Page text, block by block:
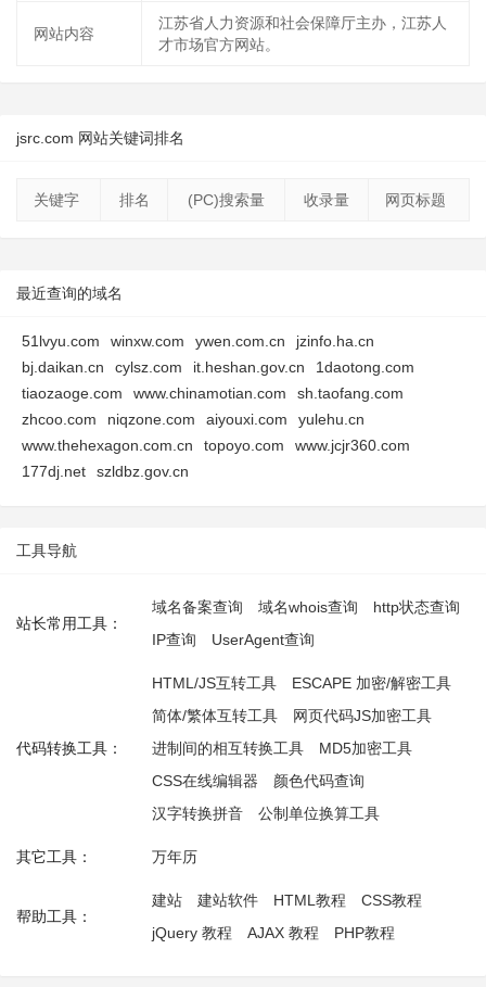
网站内容
江苏省人力资源和社会保障厅主办，江苏人
才市场官方网站。
jsrc.com 网站关键词排名
关键字 排名 (PC)搜索量 收录量 网页标题
最近查询的域名
51lvyu.com winxw.com ywen.com.cn
jzinfo.ha.cn
bj.daikan.cn
cylsz.com it.heshan.gov.cn
1daotong.com
tiaozaoge.com
www.chinamotian.com
sh.taofang.com
zhcoo.com
niqzone.com aiyouxi.com
yulehu.cn
www.thehexagon.com.cn
topoyo.com
www.jcjr360.com
177dj.net
szldbz.gov.cn
工具导航
站长常用工具：
域名备案查询 域名whois查询
http状态查询
IP查询
UserAgent查询
代码转换工具：
HTML/JS互转工具
ESCAPE 加密/解密工具
简体/繁体互转工具
网页代码JS加密工具
进制间的相互转换工具
MD5加密工具
CSS在线编辑器
颜色代码查询
汉字转换拼音
公制单位换算工具
其它工具： 万年历
帮助工具：
建站 建站软件 HTML教程
CSS教程
jQuery 教程
AJAX 教程 PHP教程